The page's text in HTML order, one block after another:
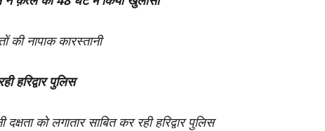
नापाक कारस्तानी
हरिद्वार पुलिस
को लगातार साबित कर रही हरिद्वार पुलिस